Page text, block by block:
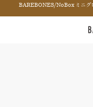
BAREBONES/NoBox ミニグ